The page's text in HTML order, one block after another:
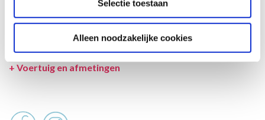
Selectie toestaan
Alleen noodzakelijke cookies
SPECIALS
LEVERANCIER
+ Voertuig en afmetingen